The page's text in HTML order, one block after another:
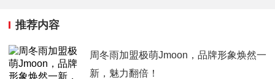
推荐内容
周冬雨加盟极萌Jmoon，品牌形象焕然一
新，魅力翻倍！